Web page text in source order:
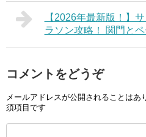
【2026年最新版！】
ラソン攻略！ 関門と
コメントをどうぞ
メールアドレスが公開されることはあ
須項目です